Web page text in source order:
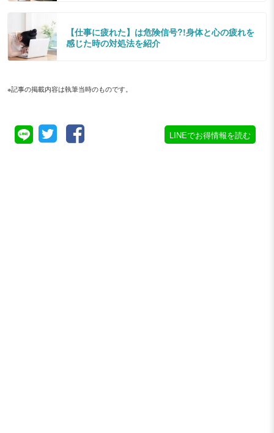
【仕事に疲れた】は危険信号?!身体と心の疲れを
感じた時の対処法を紹介
※記事の掲載内容は執筆当時のものです。
LINEでお得情報を読む